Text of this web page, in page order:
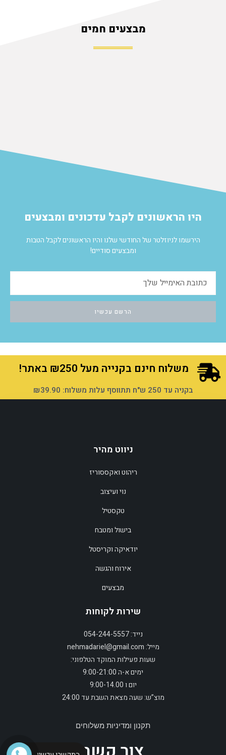
מבצעים חמים
היו הראשונים לקבל עדכונים ומבצעים
הירשמו לניוזלטר של החודשי שלנו והיו הראשונים לקבל הטבות
ומבצעים סודיים!
הרשם עכשיו
משלוח חינם בקנייה מעל ₪250 באתר!
בקניה עד 250 ש"ח תתווסף עלות משלוח: ₪39.90
ניווט מהיר
ריהוט ואקססוריז
נוי ועיצוב
טקסטיל
בישול ומטבח
יודאיקה וקריסטל
אירוח והגשה
מבצעים
שירות לקוחות
נייד: 054-244-5557
מייל: nehmadariel@gmail.com
שעות פעילות המוקד הטלפוני:
ימים א-ה 9:00-21:00
יום ו 9:00-14.00
מוצ”ש: שעה מצאת השבת עד 24:00
תקנון ומדיניות משלוחים